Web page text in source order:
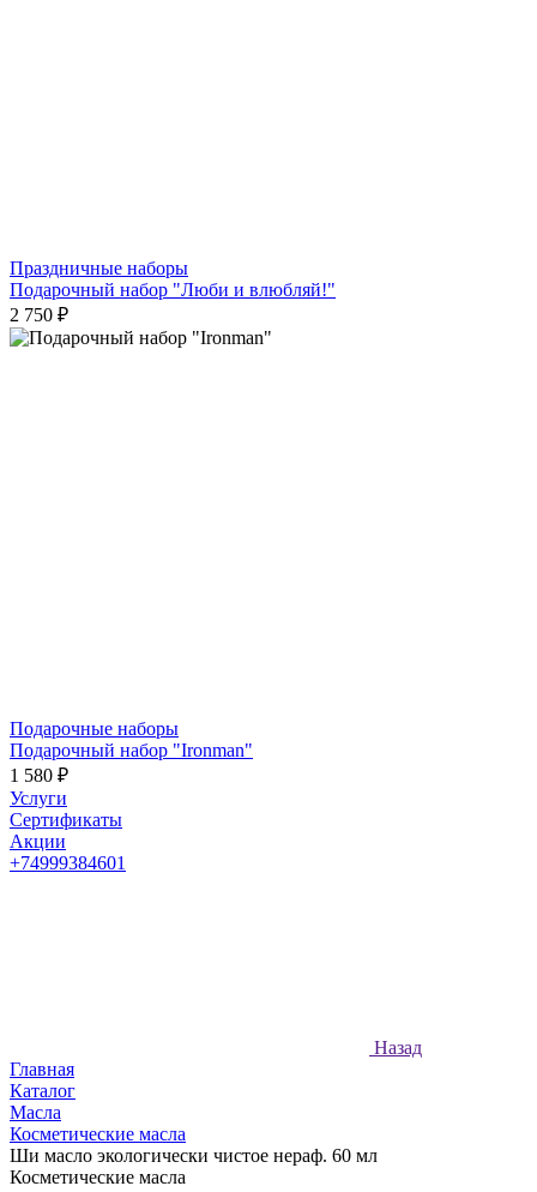
Праздничные наборы
Подарочный набор "Люби и влюбляй!"
2 750 ₽
Подарочные наборы
Подарочный набор "Ironman"
1 580 ₽
Услуги
Сертификаты
Акции
+74999384601
Назад
Главная
Каталог
Масла
Косметические масла
Ши масло экологически чистое нераф. 60 мл
Косметические масла